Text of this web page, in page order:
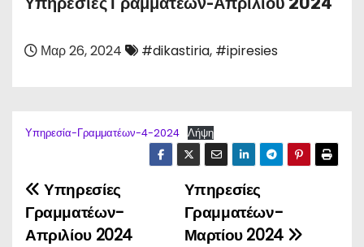
Μαρ 26, 2024 #dikastiria, #ipiresies
Υπηρεσία-Γραμματέων-4-2024 Λήψη
Π
λ
Υπηρεσίες
Γραμματέων-
Μαρτίου 2024
Υπηρεσίες
Γραμματέων-
Απριλίου 2024